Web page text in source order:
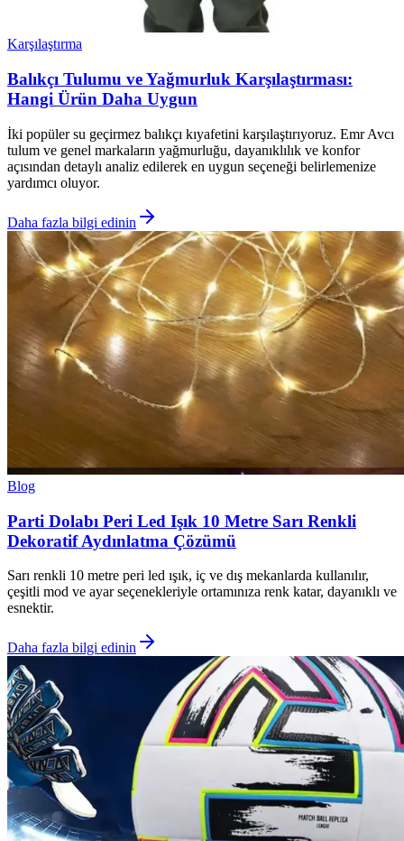
Karşılaştırma
Balıkçı Tulumu ve Yağmurluk Karşılaştırması:
Hangi Ürün Daha Uygun
İki popüler su geçirmez balıkçı kıyafetini karşılaştırıyoruz. Emr Avcı
tulum ve genel markaların yağmurluğu, dayanıklılık ve konfor
açısından detaylı analiz edilerek en uygun seçeneği belirlemenize
yardımcı oluyor.
Daha fazla bilgi edinin
Blog
Parti Dolabı Peri Led Işık 10 Metre Sarı Renkli
Dekoratif Aydınlatma Çözümü
Sarı renkli 10 metre peri led ışık, iç ve dış mekanlarda kullanılır,
çeşitli mod ve ayar seçenekleriyle ortamınıza renk katar, dayanıklı ve
esnektir.
Daha fazla bilgi edinin